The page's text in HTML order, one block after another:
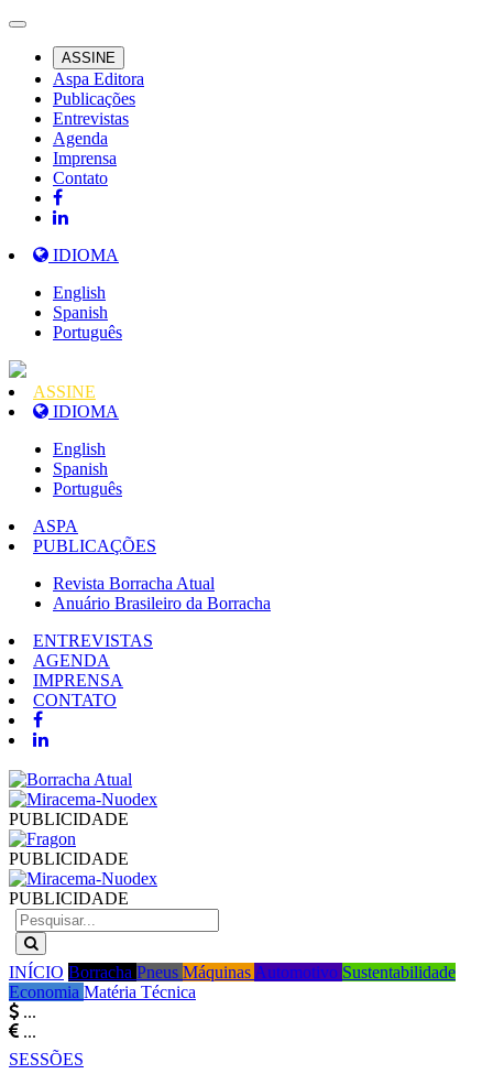
ASSINE
Aspa Editora
Publicações
Entrevistas
Agenda
Imprensa
Contato
IDIOMA
English
Spanish
Português
ASSINE
IDIOMA
English
Spanish
Português
ASPA
PUBLICAÇÕES
Revista Borracha Atual
Anuário Brasileiro da Borracha
ENTREVISTAS
AGENDA
IMPRENSA
CONTATO
PUBLICIDADE
PUBLICIDADE
PUBLICIDADE
INÍCIO Borracha Pneus Máquinas Automotivo Sustentabilidade
Economia Matéria Técnica
...
...
SESSÕES